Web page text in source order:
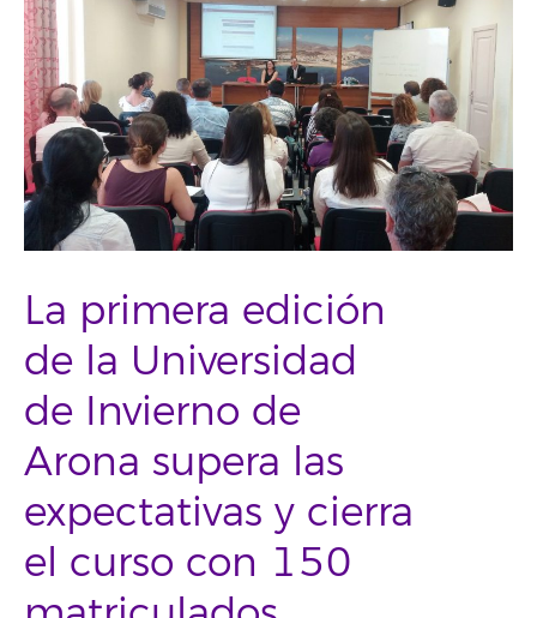
La primera edición
de la Universidad
de Invierno de
Arona supera las
expectativas y cierra
el curso con 150